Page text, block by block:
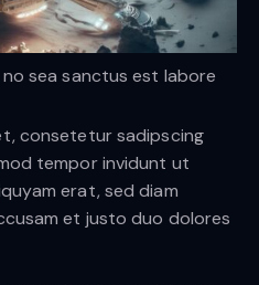
sea sanctus est labore
consetetur sadipscing
tempor invidunt ut
erat, sed diam
et justo duo dolores